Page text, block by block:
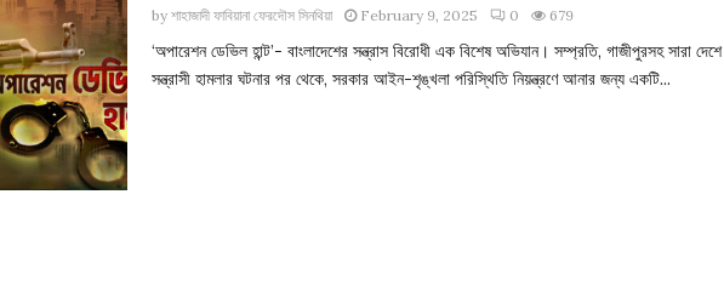
byশাহাজাদী ফাবিয়ানা ফেরদৌস সিনথিয়া February 9, 2025 0 679
‘অপারেশন ডেভিল হান্ট’- বাংলাদেশের সন্ত্রাস বিরোধী এক বিশেষ অভিযান। সম্প্রতি, গাজীপুরসহ সারা দেশে
সন্ত্রাসী হামলার ঘটনার পর থেকে, সরকার আইন-শৃঙ্খলা পরিস্থিতি নিয়ন্ত্রণে আনার জন্য একটি...